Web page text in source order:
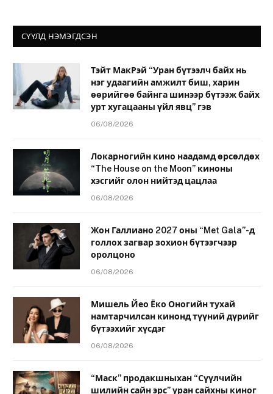
СҮҮЛД НЭМЭГДСЭН
Тэйт МакРэй “Уран бүтээлч байх нь
нэг удаагийн амжилт биш, харин
өөрийгөө байнга шинээр бүтээж байх
урт хугацааны үйл явц” гэв
06/08/2026
Локарногийн кино наадамд өрсөлдөх
“The House on the Moon” киноны
хэсгийг олон нийтэд цацлаа
06/08/2026
Жон Галлиано 2027 оны “Met Gala”-д
голлох загвар зохион бүтээгчээр
оролцоно
06/08/2026
Мишель Йео Ёко Оногийн тухай
намтарчилсан кинонд түүний дүрийг
бүтээхийг хүсдэг
06/08/2026
“Маск” продакшныхан “Сүүлчийн
шилийн сайн эрс” уран сайхны киног